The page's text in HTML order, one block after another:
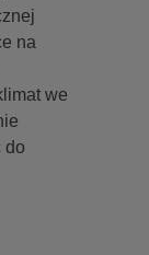
na
we
do